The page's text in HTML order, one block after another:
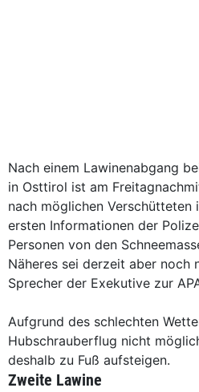
Nach einem Lawinenabgang
in Osttirol ist am
nach möglichen Verschütteten
ersten Informationen der
Personen von den
Näheres sei derzeit aber noch
Sprecher der Exekutive zur
Aufgrund des schlechten
Hubschrauberflug nicht
deshalb zu Fuß aufsteigen.
Zweite Lawine